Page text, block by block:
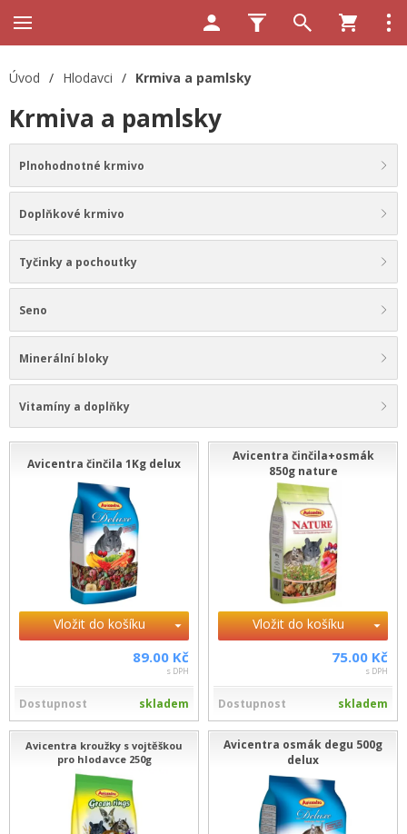
Úvod / Hlodavci / Krmiva a pamlsky
Krmiva a pamlsky
Plnohodnotné krmivo
Doplňkové krmivo
Tyčinky a pochoutky
Seno
Minerální bloky
Vitamíny a doplňky
Avicentra činčila 1Kg delux
Vložit do košíku
89.00 Kč
s DPH
Dostupnost skladem
Avicentra činčila+osmák
850g nature
Vložit do košíku
75.00 Kč
s DPH
Dostupnost skladem
Avicentra kroužky s vojtěškou
pro hlodavce 250g
Avicentra osmák degu 500g
delux